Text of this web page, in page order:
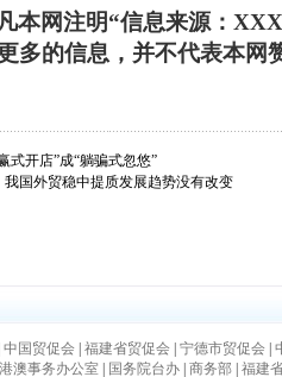
本网注明“信息来源：
多的信息，并不代表本网
式开店”成“躺骗式忽悠”
我国外贸稳中提质发展趋势没有改变
中国贸促会| 福建省贸促会| 宁德市贸促会|
澳事务办公室| 国务院台办| 商务部 福建